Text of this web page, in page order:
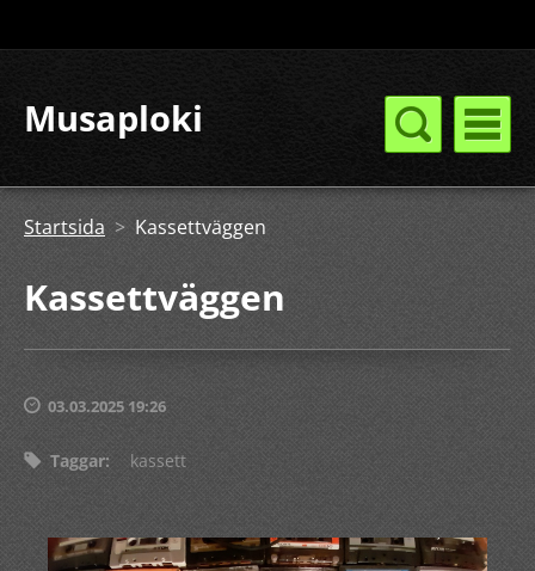
Musaploki
Startsida > Kassettväggen
Kassettväggen
03.03.2025 19:26
Taggar: kassett